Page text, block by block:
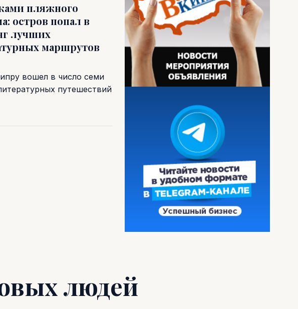
пляжного
остров попал в
лучших
маршрутов
вошел в число семи
путешествий
людей